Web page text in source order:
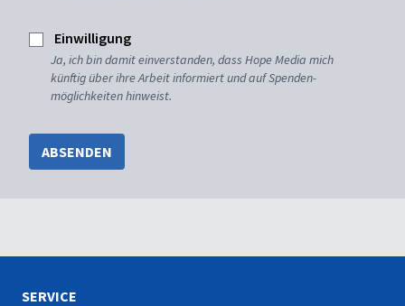
Einwilligung
Ja, ich bin damit einverstanden, dass Hope Media mich
künftig über ihre Arbeit informiert und auf Spenden-
möglichkeiten hinweist.
ABSENDEN
SERVICE